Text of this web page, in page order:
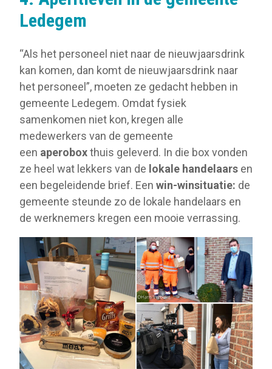
Ledegem
“Als het personeel niet naar de nieuwjaarsdrink
kan komen, dan komt de nieuwjaarsdrink naar
het personeel”, moeten ze gedacht hebben in
gemeente Ledegem. Omdat fysiek
samenkomen niet kon, kregen alle
medewerkers van de gemeente
een aperoboxthuis geleverd. In die box vonden
ze heel wat lekkers van de lokale handelaars en
een begeleidende brief. Een win-winsituatie: de
gemeente steunde zo de lokale handelaars en
de werknemers kregen een mooie verrassing.